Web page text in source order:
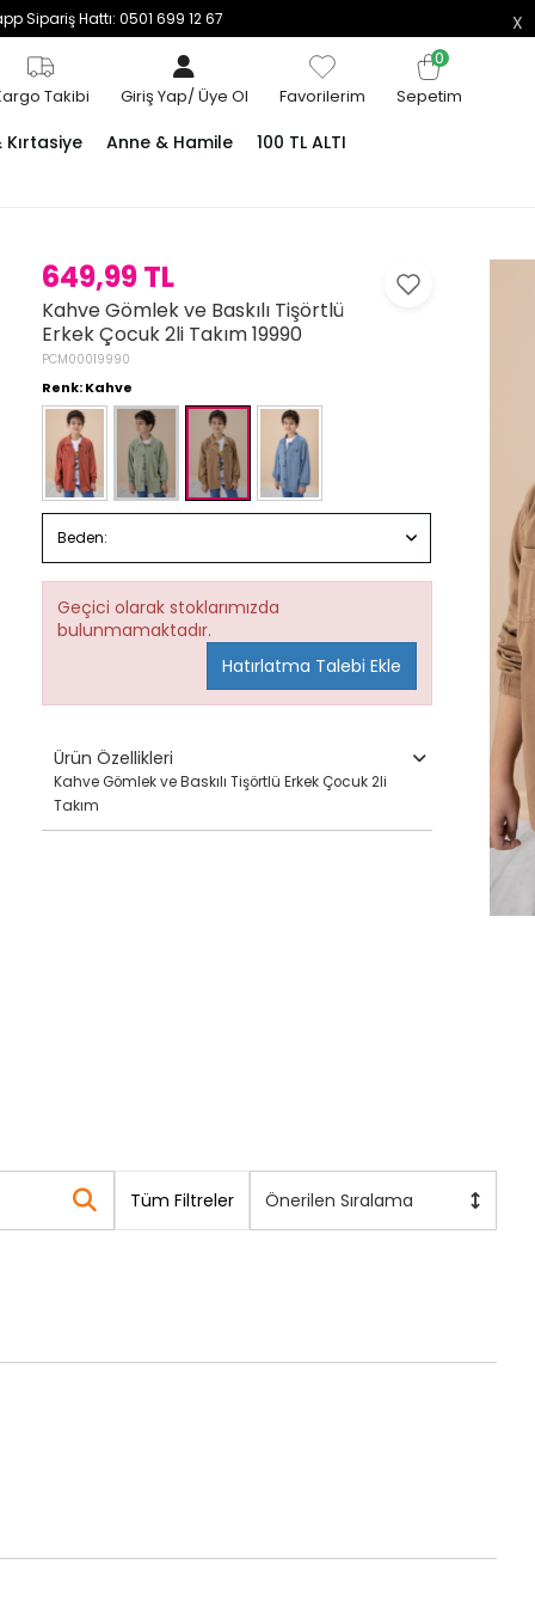
Sipariş Hattı: 0501 699 12 67
Takibi Giriş Yap/Üye Ol Favorilerim
0
Sepetim
Anne & Hamile
100 TL ALTI
649,99 TL
Kahve Gömlek ve Baskılı Tişörtlü
Erkek Çocuk 2li Takım 19990
PCM00019990
Renk: Kahve
Beden:
Geçici olarak stoklarımızda
bulunmamaktadır.
Hatırlatma Talebi Ekle
Ürün Özellikleri
Kahve Gömlek ve Baskılı Tişörtlü Erkek Çocuk 2li
Takım
Tüm Filtreler Önerilen Sıralama